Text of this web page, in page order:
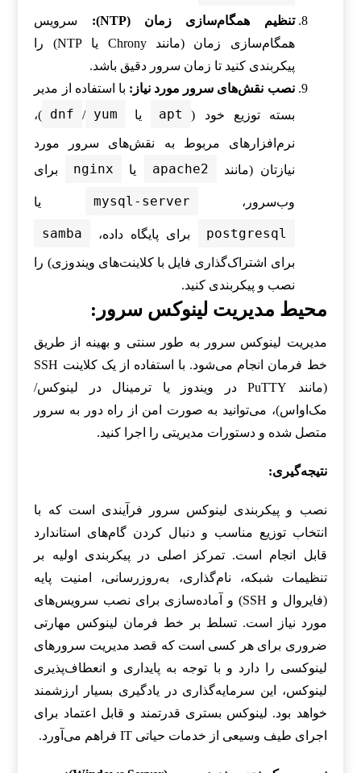
تنظیم همگام‌سازی زمان (NTP):
سرویس
همگام‌سازی زمان (مانند Chrony یا NTP) را
پیکربندی کنید تا زمان سرور دقیق باشد.
نصب نقش‌های سرور مورد نیاز: با استفاده از مدیر
بسته توزیع خود (
apt یا yum
/
dnf )،
نرم‌افزارهای مربوط به نقش‌های سرور مورد
نیازتان (مانند
apache2 یا nginx برای
وب‌سرور، mysql-server یا
postgresql برای پایگاه داده، samba
برای اشتراک‌گذاری فایل با کلاینت‌های ویندوزی) را
نصب و پیکربندی کنید.
محیط مدیریت لینوکس سرور:
مدیریت لینوکس سرور به طور سنتی و بهینه از طریق
خط فرمان انجام می‌شود. با استفاده از یک کلاینت SSH
(مانند PuTTY در ویندوز یا ترمینال در لینوکس/
مک‌اواس)، می‌توانید به صورت امن از راه دور به سرور
متصل شده و دستورات مدیریتی را اجرا کنید.
نتیجه‌گیری:
نصب و پیکربندی لینوکس سرور فرآیندی است که با
انتخاب توزیع مناسب و دنبال کردن گام‌های استاندارد
قابل انجام است. تمرکز اصلی در پیکربندی اولیه بر
تنظیمات شبکه، نام‌گذاری، به‌روزرسانی، امنیت پایه
(فایروال و SSH) و آماده‌سازی برای نصب سرویس‌های
مورد نیاز است. تسلط بر خط فرمان لینوکس مهارتی
ضروری برای هر کسی است که قصد مدیریت سرورهای
لینوکسی را دارد و با توجه به پایداری و انعطاف‌پذیری
لینوکس، این سرمایه‌گذاری در یادگیری بسیار ارزشمند
خواهد بود. لینوکس بستری قدرتمند و قابل اعتماد برای
اجرای طیف وسیعی از خدمات حیاتی IT فراهم می‌آورد.